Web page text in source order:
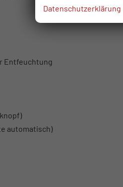
Entfeuchtung
automatisch)
Datenschutzerklärung